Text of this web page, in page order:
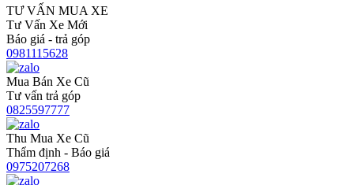
TƯ VẤN MUA XE
Tư Vấn Xe Mới
Báo giá - trả góp
0981115628
Mua Bán Xe Cũ
Tư vấn trả góp
0825597777
Thu Mua Xe Cũ
Thẩm định - Báo giá
0975207268